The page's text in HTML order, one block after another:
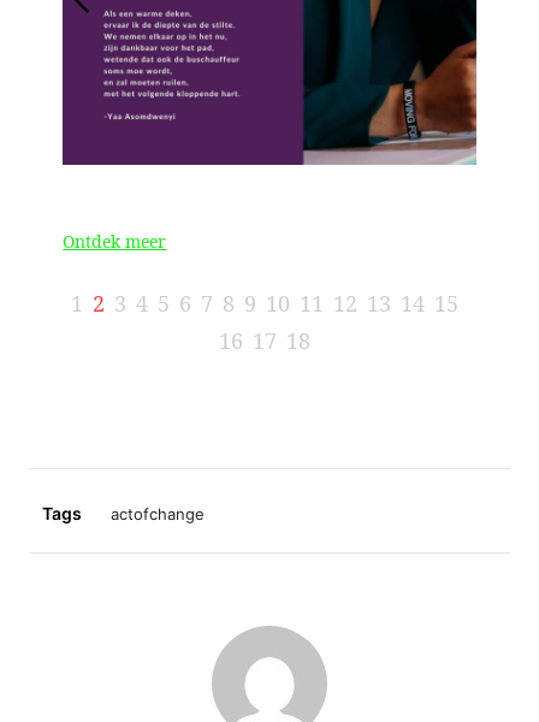
Ontdek meer
Tags actofchange